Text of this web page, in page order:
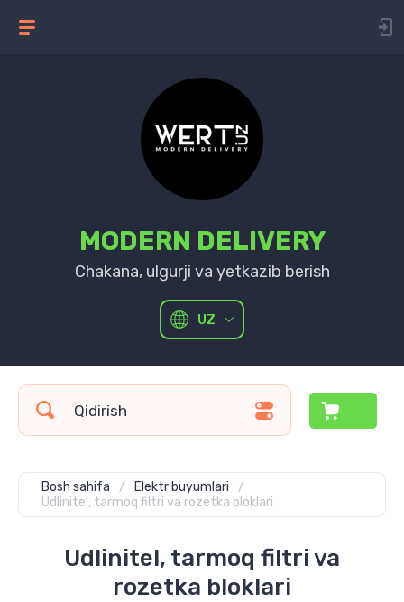
MODERN DELIVERY
Chakana, ulgurji va yetkazib berish
UZ
Bosh sahifa / Elektr buyumlari
/
Udlinitel, tarmoq filtri va rozetka bloklari
Udlinitel, tarmoq filtri va
rozetka bloklari